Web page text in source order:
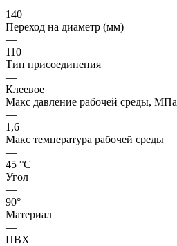
140
Переход на диаметр (мм)
—
110
Тип присоединения
—
Клеевое
Макс давление рабочей среды, МПа
—
1,6
Макс температура рабочей среды
—
45 °С
Угол
—
90°
Материал
—
ПВХ